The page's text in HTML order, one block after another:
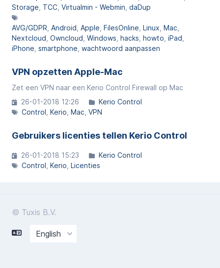
Storage TCC Virtualmin - Webmin daDup
AVG/GDPR Android Apple FilesOnline Linux Mac
Nextcloud Owncloud Windows hacks howto iPad
iPhone smartphone wachtwoord aanpassen
VPN opzetten Apple-Mac
Zet een VPN naar een Kerio Control Firewall op Mac
26-01-2018 12:26
Kerio Control
Control Kerio Mac VPN
Gebruikers licenties tellen Kerio Control
26-01-2018 15:23
Kerio Control
Control Kerio Licenties
© Tuxis B.V.